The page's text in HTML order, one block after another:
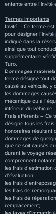
entente entre l’invité
Termes importants
Invité – Ce terme est
pour désigner l’invité
indiqué dans la
ainsi que tout
supplémentaire
Turo.
Dommages
terme désigne tout
causé au véhicule, y
les dommages
mécanique ou à
intérieur du véhicule.
Frais afférents – Ce
désigne tous les frais
honoraires résultant
dommages de
que ce soit causés
durant le voyage
comprennent
les frais d’estimation
d’évaluation;
les frais
les frais de
les frais de
remplacement;
les taxes